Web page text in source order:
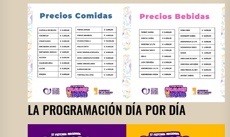
LA PROGRAMACIÓN DÍA POR DÍA